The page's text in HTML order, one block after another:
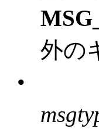
外の
•